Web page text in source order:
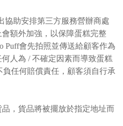
協助安排第三方服務營辦商處
額外加強，以保障蛋糕完整
Puff會先拍照並傳送給顧客作為
人為 / 不確定因素而導致蛋糕
負任何賠償責任，顧客須自行承
，貨品將被擺放於指定地址而